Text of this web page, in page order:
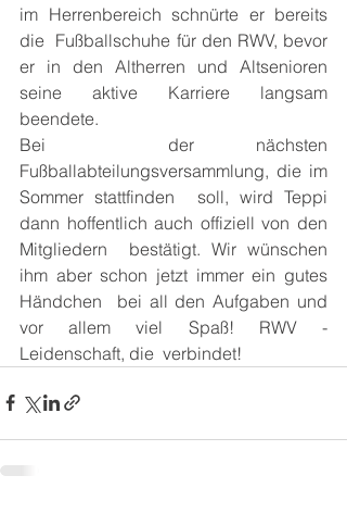
im Herrenbereich schnürte er bereits
die  Fußballschuhe für den RWV, bevor
er in den Altherren und Altsenioren
seine aktive Karriere langsam
beendete.
Bei  der nächsten
Fußballabteilungsversammlung, die im
Sommer stattfinden  soll, wird Teppi
dann hoffentlich auch offiziell von den
Mitgliedern  bestätigt. Wir wünschen
ihm aber schon jetzt immer ein gutes
Händchen  bei all den Aufgaben und
vor allem viel Spaß! RWV -
Leidenschaft, die  verbindet!